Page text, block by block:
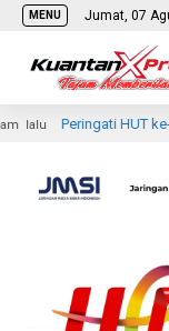
MENU Jumat, 07
HUT ke-1 Kodam